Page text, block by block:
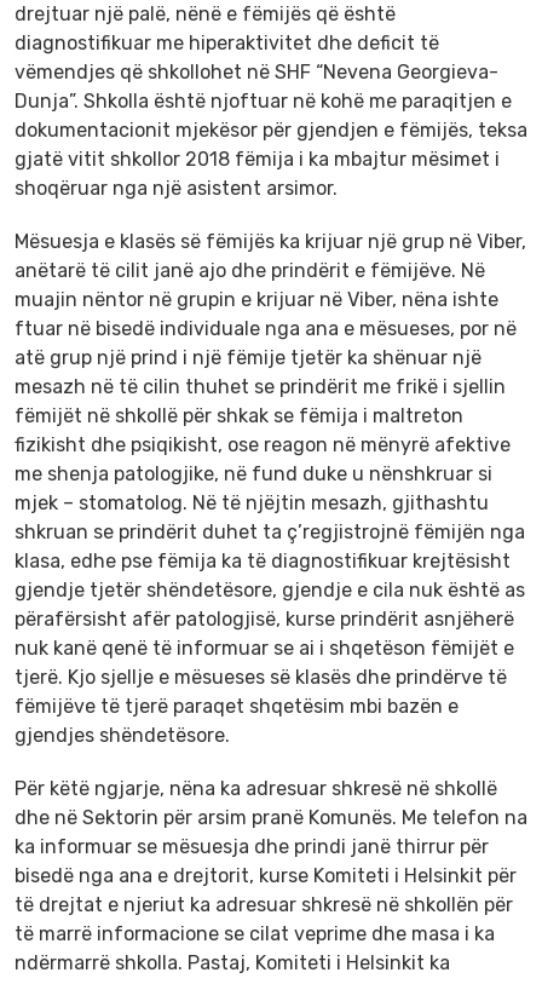
drejtuar një palë, nënë e fëmijës që është
diagnostifikuar me hiperaktivitet dhe deficit të
vëmendjes që shkollohet në SHF “Nevena Georgieva-
Dunja”. Shkolla është njoftuar në kohë me paraqitjen e
dokumentacionit mjekësor për gjendjen e fëmijës, teksa
gjatë vitit shkollor 2018 fëmija i ka mbajtur mësimet i
shoqëruar nga një asistent arsimor.
Mësuesja e klasës së fëmijës ka krijuar një grup në Viber,
anëtarë të cilit janë ajo dhe prindërit e fëmijëve. Në
muajin nëntor në grupin e krijuar në Viber, nëna ishte
ftuar në bisedë individuale nga ana e mësueses, por në
atë grup një prind i një fëmije tjetër ka shënuar një
mesazh në të cilin thuhet se prindërit me frikë i sjellin
fëmijët në shkollë për shkak se fëmija i maltreton
fizikisht dhe psiqikisht, ose reagon në mënyrë afektive
me shenja patologjike, në fund duke u nënshkruar si
mjek – stomatolog. Në të njëjtin mesazh, gjithashtu
shkruan se prindërit duhet ta ç’regjistrojnë fëmijën nga
klasa, edhe pse fëmija ka të diagnostifikuar krejtësisht
gjendje tjetër shëndetësore, gjendje e cila nuk është as
përafërsisht afër patologjisë, kurse prindërit asnjëherë
nuk kanë qenë të informuar se ai i shqetëson fëmijët e
tjerë. Kjo sjellje e mësueses së klasës dhe prindërve të
fëmijëve të tjerë paraqet shqetësim mbi bazën e
gjendjes shëndetësore.
Për këtë ngjarje, nëna ka adresuar shkresë në shkollë
dhe në Sektorin për arsim pranë Komunës. Me telefon na
ka informuar se mësuesja dhe prindi janë thirrur për
bisedë nga ana e drejtorit, kurse Komiteti i Helsinkit për
të drejtat e njeriut ka adresuar shkresë në shkollën për
të marrë informacione se cilat veprime dhe masa i ka
ndërmarrë shkolla. Pastaj, Komiteti i Helsinkit ka